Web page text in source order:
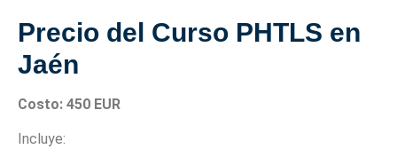
Precio del Curso PHTLS en
Jaén
Costo: 450 EUR
Incluye: